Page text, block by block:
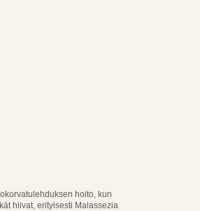
hoito, kun
hiivat, erityisesti Malassezia